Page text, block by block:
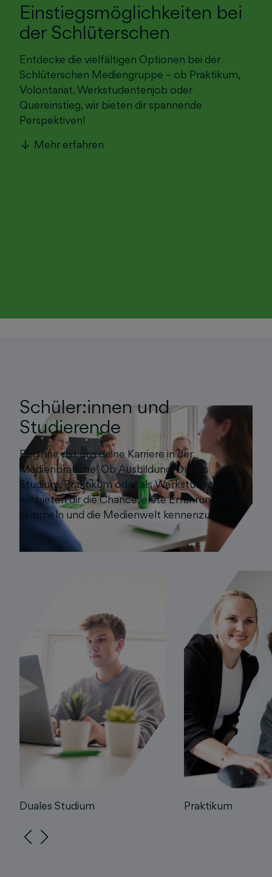
Einstiegsmöglichkeiten bei
der Schlüterschen
Entdecke die vielfältigen Optionen bei der
Schlüterschen Mediengruppe – ob Praktikum,
Volontariat, Werkstudentenjob oder
Quereinstieg, wir bieten dir spannende
Perspektiven!
Mehr erfahren
Schüler:innen und
Studierende
Beginne mit uns deine Karriere in der
Medienbranche! Ob Ausbildung, Duales
Studium, Praktikum oder als Werkstudierende –
wir bieten dir die Chance, erste Erfahrungen zu
sammeln und die Medienwelt kennenzulernen.
Duales Studium Praktikum